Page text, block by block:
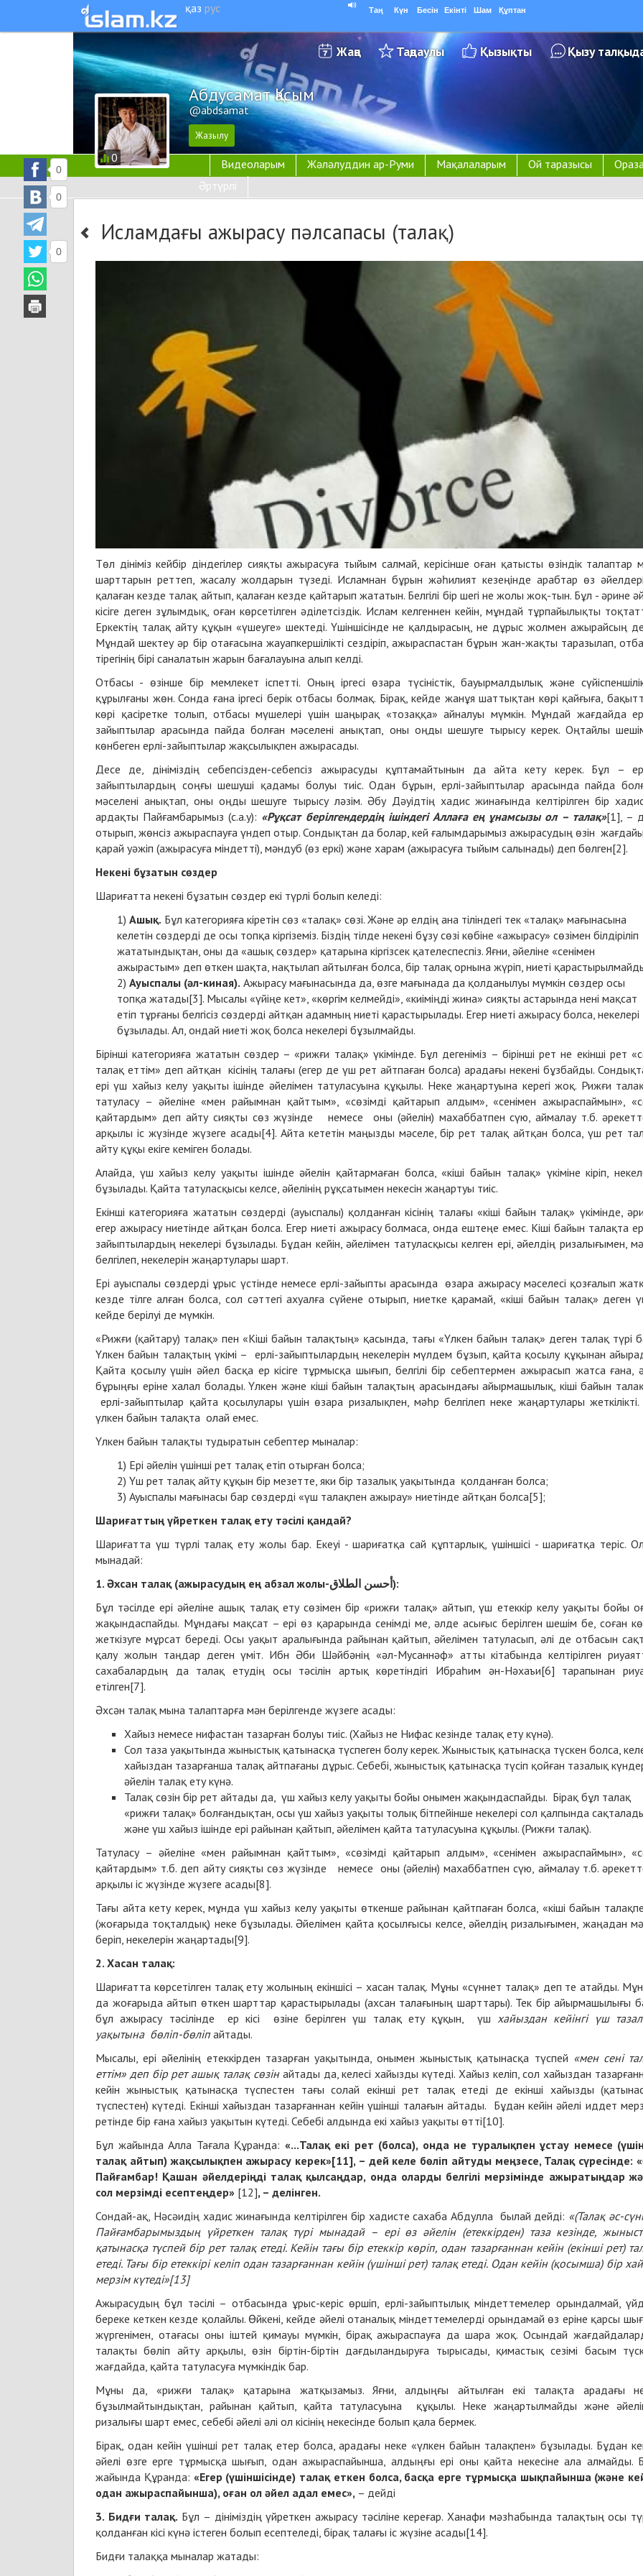
қаз рус Таң Күн Бесін Екінті Шам Құптан
Жаңа Таңдаулы Қызықты Қызу
0
Абдусамат Қасым
@abdsamat
Видеоларым Жәләлуддин ар-Руми Мақалаларым Ой таразысы
Әртүрлі
Исламдағы ажырасу пәлсапасы (талақ)
0
0
0
Төл дініміз кейбір діндегілер сияқты ажырасуға тыйым салмай, керісінше оған қатысты өзіндік талаптар
шарттарын реттеп, жасалу жолдарын түзеді. Исламнан бұрын жәһилият кезеңінде арабтар өз
қалаған кезде талақ айтып, қалаған кезде қайтарып жататын. Белгілі бір шегі не жолы жоқ-тын. Бұл - әрине
кісіге деген зұлымдық, оған көрсетілген әділетсіздік. Ислам келгеннен кейін, мұндай тұрпайылықты
Еркектің талақ айту құқын «үшеуге» шектеді. Үшіншісінде не қалдырасың, не дұрыс жолмен ажырайсың
Мұндай шектеу әр бір отағасына жауапкершілікті сездіріп, ажыраспастан бұрын жан-жақты таразылап,
тірегінің бірі саналатын жарын бағалауына алып келді.
Отбасы - өзінше бір мемлекет іспетті. Оның іргесі өзара түсіністік, бауырмалдылық және
құрылғаны жөн. Сонда ғана іргесі берік отбасы болмақ. Бірақ, кейде жанұя шаттықтан көрі қайғыға,
көрі қасіретке толып, отбасы мүшелері үшін шаңырақ «тозаққа» айналуы мүмкін. Мұндай жағдайда
зайыптылар арасында пайда болған мәселені анықтап, оны оңды шешуге тырысу керек. Оңтайлы
көнбеген ерлі-зайыптылар жақсылықпен ажырасады.
Десе де, дініміздің себепсізден-себепсіз ажырасуды құптамайтынын да айта кету керек. Бұл –
зайыптылардың соңғы шешуші қадамы болуы тиіс. Одан бұрын, ерлі-зайыптылар арасында пайда
мәселені анықтап, оны оңды шешуге тырысу ләзім. Әбу Дәуідтің хадис жинағында келтірілген бір
ардақты Пайғамбарымыз (с.а.у): «Рұқсат берілгендердің ішіндегі Аллаға ең ұнамсызы ол – талақ»[1], –
отырып, жөнсіз ажыраспауға үндеп отыр. Сондықтан да болар, кей ғалымдарымыз ажырасудың өзін
қарай уәжіп (ажырасуға міндетті), мәндуб (өз еркі) және харам (ажырасуға тыйым салынады) деп бөлген[2].
Некені бұзатын сөздер
Шариғатта некені бұзатын сөздер екі түрлі болып келеді:
Ашық. Бұл категорияға кіретін сөз «талақ» сөзі. Және әр елдің ана тіліндегі тек «талақ» мағынасына
келетін сөздерді де осы топқа кіргіземіз. Біздің тілде некені бұзу сөзі көбіне «ажырасу» сөзімен білдіріліп
жататындықтан, оны да «ашық сөздер» қатарына кіргізсек қателеспеспіз. Яғни, әйеліне «сенімен
ажырастым» деп өткен шақта, нақтылап айтылған болса, бір талақ орнына жүріп, ниеті
Ауыспалы (әл-киная). Ажырасу мағынасында да, өзге мағынада да қолданылуы мүмкін сөздер осы
топқа жатады[3]. Мысалы «үйіңе кет», «көргім келмейді», «киіміңді жина» сияқты астарында нені мақсат
етіп тұрғаны белгісіз сөздерді айтқан адамның ниеті қарастырылады. Егер ниеті ажырасу болса, некелері
бұзылады. Ал, ондай ниеті жоқ болса некелері бұзылмайды.
Бірінші категорияға жататын сөздер – «рижғи талақ» үкімінде. Бұл дегеніміз – бірінші рет не екінші рет
талақ еттім» деп айтқан кісінің талағы (егер де үш рет айтпаған болса) арадағы некені бұзбайды.
ері үш хайыз келу уақыты ішінде әйелімен татуласуына құқылы. Неке жаңартуына керегі жоқ. Рижғи
татуласу – әйеліне «мен райымнан қайттым», «сөзімді қайтарып алдым», «сенімен ажыраспаймын»,
қайтардым» деп айту сияқты сөз жүзінде немесе оны (әйелін) махаббатпен сүю, аймалау т.б.
арқылы іс жүзінде жүзеге асады[4]. Айта кететін маңызды мәселе, бір рет талақ айтқан болса, үш рет
айту құқы екіге кеміген болады.
Алайда, үш хайыз келу уақыты ішінде әйелін қайтармаған болса, «кіші байын талақ» үкіміне кіріп,
бұзылады. Қайта татуласқысы келсе, әйелінің рұқсатымен некесін жаңартуы тиіс.
Екінші категорияға жататын сөздерді (ауыспалы) қолданған кісінің талағы «кіші байын талақ» үкімінде,
егер ажырасу ниетінде айтқан болса. Егер ниеті ажырасу болмаса, онда ештеңе емес. Кіші байын талақта
зайыптылардың некелері бұзылады. Бұдан кейін, әйелімен татуласқысы келген ері, әйелдің ризалығымен,
белгілеп, некелерін жаңартулары шарт.
Ері ауыспалы сөздерді ұрыс үстінде немесе ерлі-зайыпты арасында өзара ажырасу мәселесі қозғалып
кезде тілге алған болса, сол сәттегі ахуалға сүйене отырып, ниетке қарамай, «кіші байын талақ» деген
кейде берілуі де мүмкін.
«Рижғи (қайтару) талақ» пен «Кіші байын талақтың» қасында, тағы «Үлкен байын талақ» деген талақ түрі
Үлкен байын талақтың үкімі – ерлі-зайыптылардың некелерін мүлдем бұзып, қайта қосылу құқынан
Қайта қосылу үшін әйел басқа ер кісіге тұрмысқа шығып, белгілі бір себептермен ажырасып жатса ғана,
бұрыңғы еріне халал болады. Үлкен және кіші байын талақтың арасындағы айырмашылық, кіші байын
ерлі-зайыптылар қайта қосылулары үшін өзара ризалықпен, мәһр белгілеп неке жаңартулары жеткілікті.
үлкен байын талақта олай емес.
Үлкен байын талақты тудыратын себептер мыналар:
Ері әйелін үшінші рет талақ етіп отырған болса;
Үш рет талақ айту құқын бір мезетте, яки бір тазалық уақытында қолданған болса;
Ауыспалы мағынасы бар сөздерді «үш талақпен ажырау» ниетінде айтқан болса[5];
Шариғаттың үйреткен талақ ету тәсілі қандай?
Шариғатта үш түрлі талақ ету жолы бар. Екеуі - шариғатқа сай құптарлық, үшіншісі - шариғатқа теріс.
мынадай:
1. Әхсан талақ (ажырасудың ең абзал жолы-أحسن الطلاق):
Бұл тәсілде ері әйеліне ашық талақ ету сөзімен бір «рижғи талақ» айтып, үш етеккір келу уақыты бойы
жақындаспайды. Мұндағы мақсат – ері өз қарарында сенімді ме, әлде асығыс берілген шешім бе, соған
жеткізуге мұрсат береді. Осы уақыт аралығында райынан қайтып, әйелімен татуласып, әлі де отбасын
қалу жолын таңдар деген үміт. Ибн Әби Шәйбәнің «әл-Мусаннәф» атты кітабында келтірілген
сахабалардың да талақ етудің осы тәсілін артық көретіндігі Ибраһим ән-Нәхаъи[6] тарапынан
етілген[7].
Әхсән талақ мына талаптарға мән берілгенде жүзеге асады:
Хайыз немесе нифастан тазарған болуы тиіс. (Хайыз не Нифас кезінде талақ ету күнә).
Сол таза уақытында жыныстық қатынасқа түспеген болу керек. Жыныстық қатынасқа түскен болса,
хайыздан тазарғанша талақ айтпағаны дұрыс. Себебі, жыныстық қатынасқа түсіп қойған тазалық
әйелін талақ ету күнә.
Талақ сөзін бір рет айтады да, үш хайыз келу уақыты бойы онымен жақындаспайды. Бірақ бұл талақ
«рижғи талақ» болғандықтан, осы үш хайыз уақыты толық бітпейінше некелері сол қалпында
және үш хайыз ішінде ері райынан қайтып, әйелімен қайта татуласуына құқылы. (Рижғи талақ).
Татуласу – әйеліне «мен райымнан қайттым», «сөзімді қайтарып алдым», «сенімен ажыраспаймын»,
қайтардым» т.б. деп айту сияқты сөз жүзінде немесе оны (әйелін) махаббатпен сүю, аймалау т.б.
арқылы іс жүзінде жүзеге асады[8].
Тағы айта кету керек, мұнда үш хайыз келу уақыты өткенше райынан қайтпаған болса, «кіші байын
(жоғарыда тоқталдық) неке бұзылады. Әйелімен қайта қосылғысы келсе, әйелдің ризалығымен, жаңадан
беріп, некелерін жаңартады[9].
2. Хасан талақ:
Шариғатта көрсетілген талақ ету жолының екіншісі – хасан талақ. Мұны «сүннет талақ» деп те атайды.
да жоғарыда айтып өткен шарттар қарастырылады (ахсан талағының шарттары). Тек бір айырмашылығы
бұл ажырасу тәсілінде ер кісі өзіне берілген үш талақ ету құқын, үшхайыздан кейінгі үш
уақытына бөліп-бөліп айтады.
Мысалы, ері әйелінің етеккірден тазарған уақытында, онымен жыныстық қатынасқа түспей «мен сені
еттім» деп бір рет ашық талақ сөзінайтады да, келесі хайызды күтеді. Хайыз келіп, сол хайыздан
кейін жыныстық қатынасқа түспестен тағы солай екінші рет талақ етеді де екінші хайызды
түспестен) күтеді. Екінші хайыздан тазарғаннан кейін үшінші талағын айтады. Бұдан кейін әйелі иддет
ретінде бір ғана хайыз уақытын күтеді. Себебі алдында екі хайыз уақыты өтті[10].
Бұл жайында Алла Тағала Құранда: «...Талақ екі рет (болса), онда не туралықпен ұстау немесе
талақ айтып) жақсылықпен ажырасу керек»[11], – дей келе бөліп айтуды меңзесе, Талақ сүресінде: «
Пайғамбар! Қашан әйелдеріңді талақ қылсаңдар, онда оларды белгілі мерзімінде ажыратыңдар
сол мерзімді есептеңдер» [12], – делінген.
Сондай-ақ, Нәсәидің хадис жинағында келтірілген бір хадисте сахаба Абдулла былай дейді: «(Талақ әс-
Пайғамбарымыздың үйреткен талақ түрі мынадай – ері өз әйелін (етеккірден) таза кезінде,
қатынасқа түспей бір рет талақ етеді. Кейін тағы бір етеккір көріп, одан тазарғаннан кейін (екінші рет)
етеді. Тағы бір етеккірі келіп одан тазарғаннан кейін (үшінші рет) талақ етеді. Одан кейін (қосымша) бір
мерзім күтеді»[13]
Ажырасудың бұл тәсілі – отбасында ұрыс-керіс өршіп, ерлі-зайыптылық міндеттемелер орындалмай,
береке кеткен кезде қолайлы. Өйкені, кейде әйелі отаналық міндеттемелерді орындамай өз еріне қарсы
жүргенімен, отағасы оны іштей қимауы мүмкін, бірақ ажыраспауға да шара жоқ. Осындай
талақты бөліп айту арқылы, өзін біртін-біртін дағдыландыруға тырысады, қимастық сезімі басым
жағдайда, қайта татуласуға мүмкіндік бар.
Мұны да, «рижғи талақ» қатарына жатқызамыз. Яғни, алдыңғы айтылған екі талақта арадағы
бұзылмайтындықтан, райынан қайтып, қайта татуласуына құқылы. Неке жаңартылмайды және
ризалығы шарт емес, себебі әйелі әлі ол кісінің некесінде болып қала бермек.
Бірақ, одан кейін үшінші рет талақ етер болса, арадағы неке «үлкен байын талақпен» бұзылады. Бұдан
әйелі өзге ерге тұрмысқа шығып, одан ажыраспайынша, алдыңғы ері оны қайта некесіне ала алмайды.
жайында Құранда: «Егер (үшіншісінде) талақ еткен болса, басқа ерге тұрмысқа шықпайынша (және
одан ажыраспайынша), оған ол әйел адал емес», – дейді
3. Бидғи талақ. Бұл – дініміздің үйреткен ажырасу тәсіліне кереғар. Ханафи мәзһабында талақтың осы
қолданған кісі күнә істеген болып есептеледі, бірақ талағы іс жүзіне асады[14].
Бидғи талаққа мыналар жатады: